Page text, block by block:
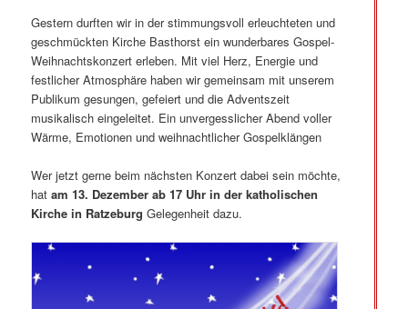
Gestern durften wir in der stimmungsvoll erleuchteten und
geschmückten Kirche Basthorst ein wunderbares Gospel-
Weihnachtskonzert erleben. Mit viel Herz, Energie und
festlicher Atmosphäre haben wir gemeinsam mit unserem
Publikum gesungen, gefeiert und die Adventszeit
musikalisch eingeleitet. Ein unvergesslicher Abend voller
Wärme, Emotionen und weihnachtlicher Gospelklängen
Wer jetzt gerne beim nächsten Konzert dabei sein möchte,
hatam 13. Dezember ab 17 Uhr in der katholischen
Kirche in RatzeburgGelegenheit dazu.